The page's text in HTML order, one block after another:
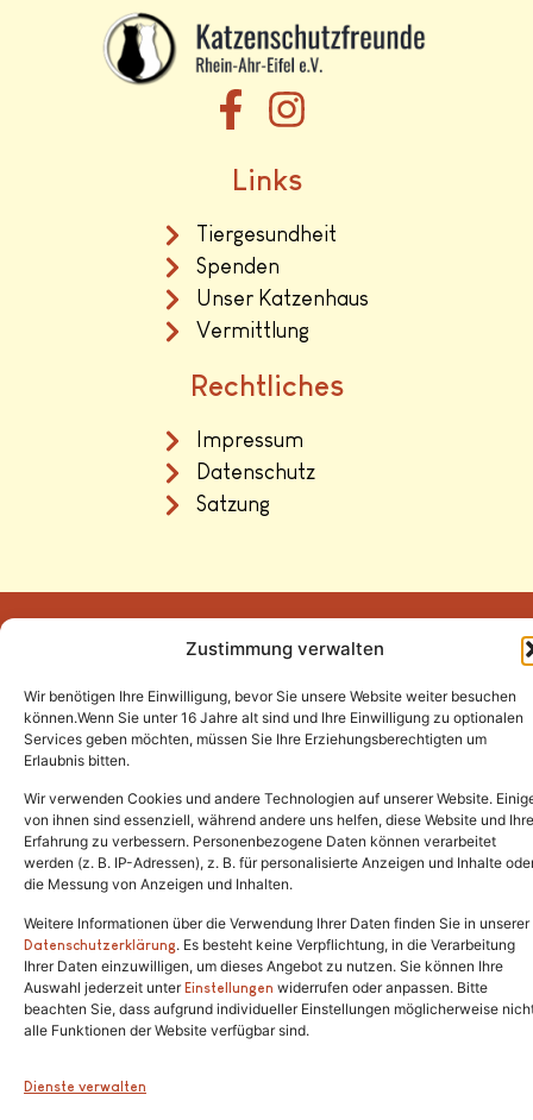
Zustimmung verwalten
Wir benötigen Ihre Einwilligung, bevor Sie unsere Website weiter besuchen
können.Wenn Sie unter 16 Jahre alt sind und Ihre Einwilligung zu optionalen
Services geben möchten, müssen Sie Ihre Erziehungsberechtigten um
Erlaubnis bitten.
Wir verwenden Cookies und andere Technologien auf unserer Website.
von ihnen sind essenziell, während andere uns helfen, diese Website und Ihre
Erfahrung zu verbessern. Personenbezogene Daten können verarbeitet
werden (z. B. IP-Adressen), z. B. für personalisierte Anzeigen und Inhalte
die Messung von Anzeigen und Inhalten.
Weitere Informationen über die Verwendung Ihrer Daten finden Sie in unserer
Datenschutzerklärung. Es besteht keine Verpflichtung, in die Verarbeitung
Ihrer Daten einzuwilligen, um dieses Angebot zu nutzen. Sie können Ihre
Auswahl jederzeit unterEinstellungen widerrufen oder anpassen. Bitte
beachten Sie, dass aufgrund individueller Einstellungen möglicherweise
alle Funktionen der Website verfügbar sind.
Dienste verwalten
Links
Tiergesundheit
Spenden
Unser Katzenhaus
Vermittlung
Rechtliches
Impressum
Datenschutz
Satzung
Copyright © 2024. Alle Rechte vorbehalten.
Tel.:(02646) 915928
info@katzenschutzfreunde.de
Im Brandenfeld 22
53426 Schalkenbach